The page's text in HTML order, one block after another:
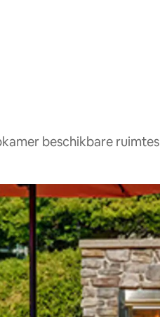
beschikbare ruimtes